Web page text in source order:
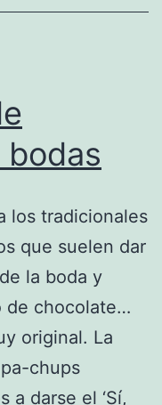
los tradicionales
que suelen dar
la boda y
de chocolate…
original. La
chups
a darse el ‘Sí,